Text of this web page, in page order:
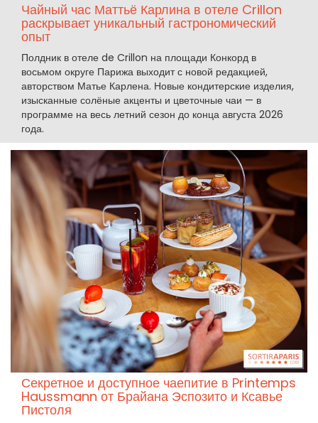
Чайный час Маттьё Карлина в отеле Crillon
раскрывает уникальный гастрономический
опыт
Полдник в отеле de Crillon на площади Конкорд в
восьмом округе Парижа выходит с новой редакцией,
авторством Матье Карлена. Новые кондитерские изделия,
изысканные солёные акценты и цветочные чаи — в
программе на весь летний сезон до конца августа 2026
года.
Секретное и доступное чаепитие в Printemps
Haussmann от Брайана Эспозито и Ксавье
Пистоля